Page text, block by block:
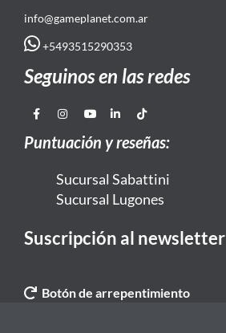
info@gameplanet.com.ar
+5493515290353
Seguinos en las redes
Puntuación y reseñas:
Sucursal Sabattini
Sucursal Lugones
Suscripción al newsletter
Botón de arrepentimiento